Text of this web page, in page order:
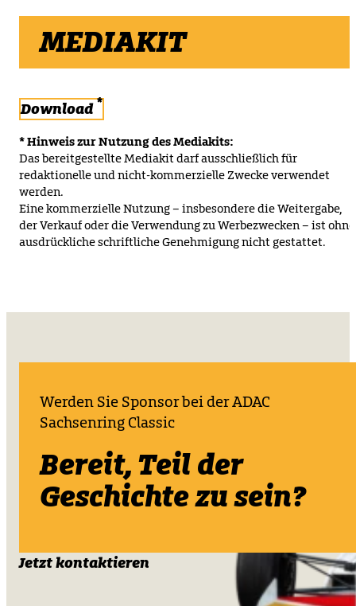
MEDIAKIT
Download*
* Hinweis zur Nutzung des Mediakits:
Das bereitgestellte Mediakit darf ausschließlich für
redaktionelle und nicht-kommerzielle Zwecke verwendet
werden.
Eine kommerzielle Nutzung – insbesondere die Weitergabe,
der Verkauf oder die Verwendung zu Werbezwecken – ist ohne
ausdrückliche schriftliche Genehmigung nicht gestattet.
Werden Sie Sponsor bei der ADAC
Sachsenring Classic
Bereit, Teil der
Geschichte zu sein?
Jetzt kontaktieren